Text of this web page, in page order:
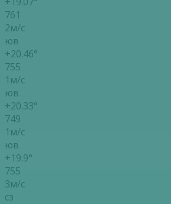
761
2м/с
юв
+20.46°
755
1м/с
юв
+20.33°
749
1м/с
юв
+19.9°
755
3м/с
сз